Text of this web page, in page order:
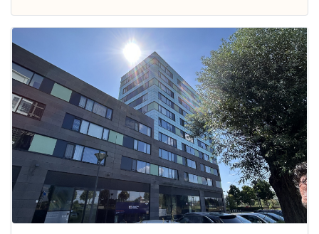
waarschijnlijk
al verhuurd
Om kans te
maken moet je
binnen 15
minuten
reageren.
Stekkies helpt
je hierbij!